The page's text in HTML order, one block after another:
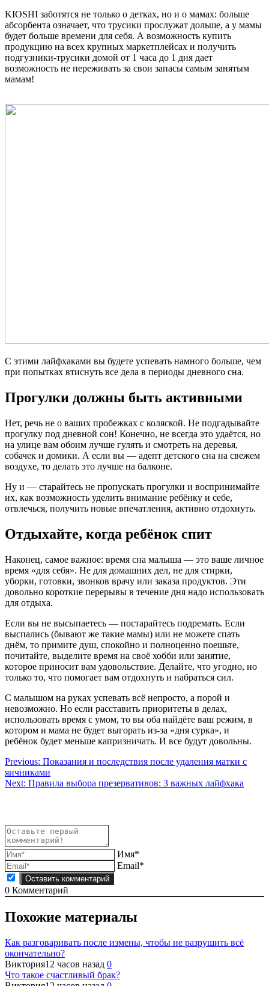
KIOSHI заботятся не только о детках, но и о мамах: больше
абсорбента означает, что трусики прослужат дольше, а у мамы
будет больше времени для себя. А возможность купить
продукцию на всех крупных маркетплейсах и получить
подгузники-трусики домой от 1 часа до 1 дня дает
возможность не переживать за свои запасы самым занятым
мамам!
С этими лайфхаками вы будете успевать намного больше, чем
при попытках втиснуть все дела в периоды дневного сна.
Прогулки должны быть активными
Нет, речь не о ваших пробежках с коляской. Не подгадывайте
прогулку под дневной сон! Конечно, не всегда это удаётся, но
на улице вам обоим лучше гулять и смотреть на деревья,
собачек и домики. А если вы — адепт детского сна на свежем
воздухе, то делать это лучше на балконе.
Ну и — старайтесь не пропускать прогулки и воспринимайте
их, как возможность уделить внимание ребёнку и себе,
отвлечься, получить новые впечатления, активно отдохнуть.
Отдыхайте, когда ребёнок спит
Наконец, самое важное: время сна малыша — это ваше личное
время «для себя». Не для домашних дел, не для стирки,
уборки, готовки, звонков врачу или заказа продуктов. Эти
довольно короткие перерывы в течение дня надо использовать
для отдыха.
Если вы не высыпаетесь — постарайтесь подремать. Если
выспались (бывают же такие мамы) или не можете спать
днём, то примите душ, спокойно и полноценно поешьте,
почитайте, выделите время на своё хобби или занятие,
которое приносит вам удовольствие. Делайте, что угодно, но
только то, что помогает вам отдохнуть и набраться сил.
С малышом на руках успевать всё непросто, а порой и
невозможно. Но если расставить приоритеты в делах,
использовать время с умом, то вы оба найдёте ваш режим, в
котором и мама не будет выгорать из-за «дня сурка», и
ребёнок будет меньше капризничать. И все будут довольны.
Навигация
по
Previous: Показания и последствия после удаления матки с
яичниками
Next: Правила выбора презервативов: 3 важных лайфхака
Имя*
Email*
0 Комментарий
Похожие материалы
Как разговаривать после измены, чтобы не разрушить всё
окончательно?
Виктория12 часов назад 0
Что такое счастливый брак?